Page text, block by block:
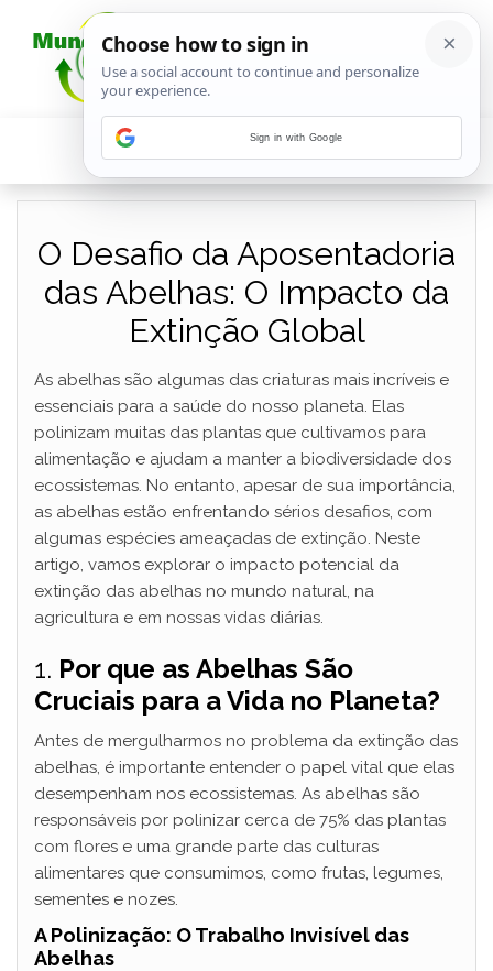
O Desafio da Aposentadoria
das Abelhas: O Impacto da
Extinção Global
As abelhas são algumas das criaturas mais incríveis e
essenciais para a saúde do nosso planeta. Elas
polinizam muitas das plantas que cultivamos para
alimentação e ajudam a manter a biodiversidade dos
ecossistemas. No entanto, apesar de sua importância,
as abelhas estão enfrentando sérios desafios, com
algumas espécies ameaçadas de extinção. Neste
artigo, vamos explorar o impacto potencial da
extinção das abelhas no mundo natural, na
agricultura e em nossas vidas diárias.
1. Por que as Abelhas São
Cruciais para a Vida no Planeta?
Antes de mergulharmos no problema da extinção das
abelhas, é importante entender o papel vital que elas
desempenham nos ecossistemas. As abelhas são
responsáveis por polinizar cerca de 75% das plantas
com flores e uma grande parte das culturas
alimentares que consumimos, como frutas, legumes,
sementes e nozes.
A Polinização: O Trabalho Invisível das
Abelhas
Sign in with Google